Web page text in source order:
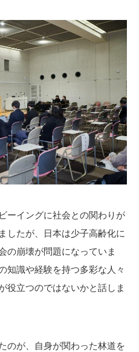
ーイングに社会との関わりが
したが、日本は少子高齢化に
の崩壊が問題になっていま
知識や経験を持つ多彩な人々
役立つのではないかと話しま
のが、自身が関わった林道を